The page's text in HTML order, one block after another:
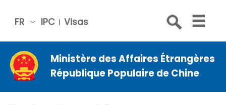
IPC Visas
FR
中文
Engli
sh
Русс
Ministère des Affaires Étrangères
République Populaire de Chine